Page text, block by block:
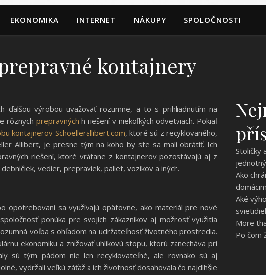
EKONOMIKA INTERNET NÁKUPY SPOLOČNOSTI
kontajnery
výrobou uvažovať rozumne, a to s prihliadnutím na
rôznych prepravných h riešení v niekoľkých odvetviach. Pokiaľ
kontajnerov Schoellerallibert.com, ktoré sú z recyklovaného,
Allibert, je presne tým na koho by ste sa mali obrátiť. Ich
riešení, ktoré vrátane z kontajnerov pozostávajú aj z
vedier, prepraviek, paliet, vozíkov a iných.
opotrebovaní sa využívajú opätovne, ako materiál pre nové
ponúka pre svojich zákazníkov aj možnosť využitia
voľba s ohľadom na udržateľnosť životného prostredia.
ekonomiku a znižovať uhlíkovú stopu, ktorú zanecháva pri
sú tým pádom nie len recyklovateľné, ale rovnako sú aj
vydržali veľkú záťaž a ich životnosť dosahovala čo najdlhšie
Stoličky
Ako
Aké
svietidiel
More
Po čom